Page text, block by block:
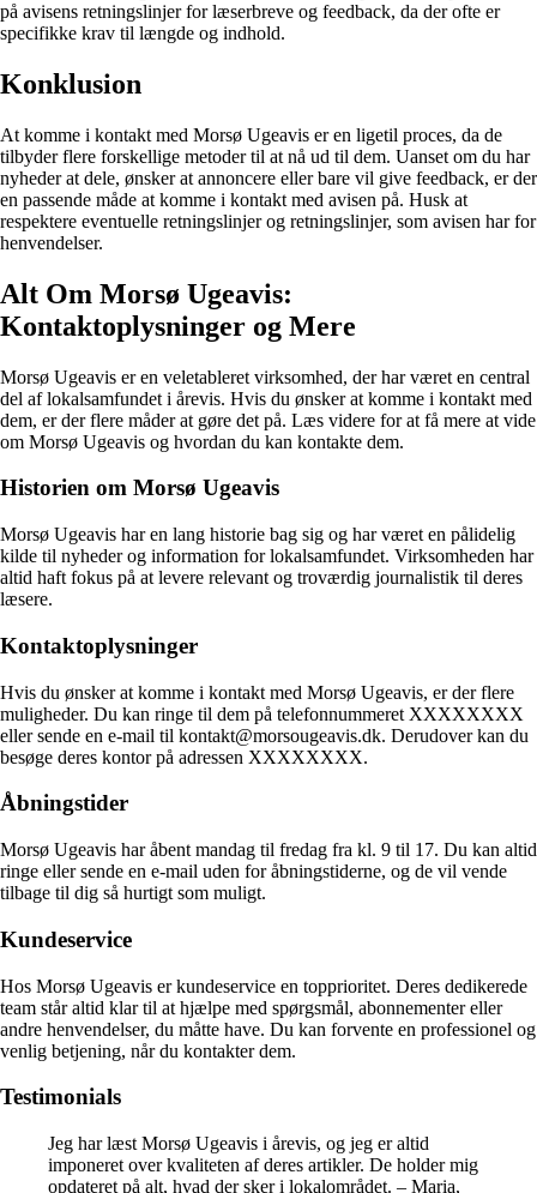
på avisens retningslinjer for læserbreve og feedback, da der ofte er
specifikke krav til længde og indhold.
Konklusion
At komme i kontakt med Morsø Ugeavis er en ligetil proces, da de
tilbyder flere forskellige metoder til at nå ud til dem. Uanset om du har
nyheder at dele, ønsker at annoncere eller bare vil give feedback, er der
en passende måde at komme i kontakt med avisen på. Husk at
respektere eventuelle retningslinjer og retningslinjer, som avisen har for
henvendelser.
Alt Om Morsø Ugeavis:
Kontaktoplysninger og Mere
Morsø Ugeavis er en veletableret virksomhed, der har været en central
del af lokalsamfundet i årevis. Hvis du ønsker at komme i kontakt med
dem, er der flere måder at gøre det på. Læs videre for at få mere at vide
om Morsø Ugeavis og hvordan du kan kontakte dem.
Historien om Morsø Ugeavis
Morsø Ugeavis har en lang historie bag sig og har været en pålidelig
kilde til nyheder og information for lokalsamfundet. Virksomheden har
altid haft fokus på at levere relevant og troværdig journalistik til deres
læsere.
Kontaktoplysninger
Hvis du ønsker at komme i kontakt med Morsø Ugeavis, er der flere
muligheder. Du kan ringe til dem på telefonnummeret XXXXXXXX
eller sende en e-mail til kontakt@morsougeavis.dk. Derudover kan du
besøge deres kontor på adressen XXXXXXXX.
Åbningstider
Morsø Ugeavis har åbent mandag til fredag fra kl. 9 til 17. Du kan altid
ringe eller sende en e-mail uden for åbningstiderne, og de vil vende
tilbage til dig så hurtigt som muligt.
Kundeservice
Hos Morsø Ugeavis er kundeservice en topprioritet. Deres dedikerede
team står altid klar til at hjælpe med spørgsmål, abonnementer eller
andre henvendelser, du måtte have. Du kan forvente en professionel og
venlig betjening, når du kontakter dem.
Testimonials
Jeg har læst Morsø Ugeavis i årevis, og jeg er altid
imponeret over kvaliteten af deres artikler. De holder mig
opdateret på alt, hvad der sker i lokalområdet. – Maria,